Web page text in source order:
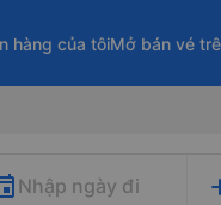
hàng của tôiMở bán vé
Nhập ngày đi